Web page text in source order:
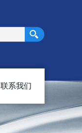
联系我们